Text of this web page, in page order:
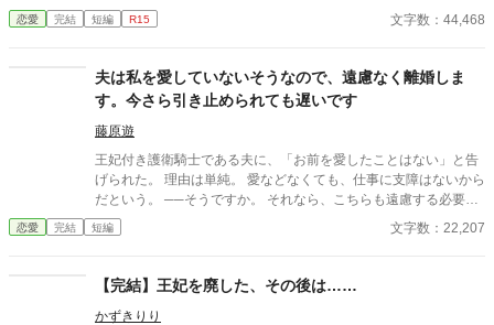
えて頂けると非常に助かります。
どうして生きていたいのか。 もう、いいのではないだろうか。 メ
ルナーゼが生を諦めたとき、世界の運命が決まった。 ＊ご都合主
でくださいませ。本編15話で完結です。番外編を数話、気まぐれ
に投稿します。よろしくお願いいたします。 ※ありがたいことに
HOTランキング入りいたしました。たくさんの方の目に触れる機
会に感謝です。本編は終了しましたが、番外編も投稿予定ですの
で、気長にお付き合いくださると嬉しいです。たくさんのお気に
入り登録、しおり、エール、いいねをありがとうございます。R
7.1/31 ＊らがまふぃん活動三周年周年記念として、R7.11/4に一
話お届けいたします。楽しく活動させていただき、ありがとうご
ざいます。
恋愛 完結 短編 R15 文字数：44,468
夫は私を愛していないそうなので、遠慮なく離婚しま
す。今さら引き止められても遅いです
藤原遊
王妃付き護衛騎士である夫に、「お前を愛したことはない」と告
げられた。 理由は単純。 愛などなくても、仕事に支障はないから
だという。 ──そうですか。 それなら、こちらも遠慮する必要は
ありませんね。 王妃の機嫌、侍女たちとの関係、贈り物の選定。
夫が「当然のように」こなしていたそれらは、すべて私が整えて
はもう遅い。 積み上げてきた信用は、静かに崩れていく。 一方で
私は、王妃のもとへ。 今さら引き止められても、遅いのです。
恋愛 完結 短編 文字数：22,207
【完結】王妃を廃した、その後は……
かずきりり